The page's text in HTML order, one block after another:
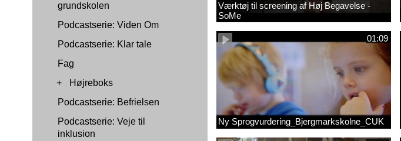
grundskolen
Podcastserie: Viden Om
Podcastserie: Klar tale
Fag
+
Højreboks
Podcastserie: Befrielsen
Podcastserie: Veje til
inklusion
Værktøj til screening af Høj Begavelse -
SoMe
01:09
Ny Sprogvurdering_Bjergmarkskolne_CUK